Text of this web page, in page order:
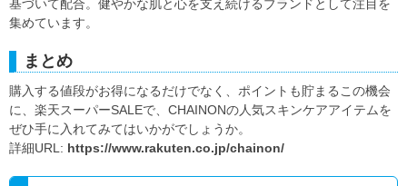
基づいて配合。健やかな肌と心を支え続けるブランドとして注目を
集めています。
まとめ
購入する値段がお得になるだけでなく、ポイントも貯まるこの機会
に、楽天スーパーSALEで、CHAINONの人気スキンケアアイテムを
ぜひ手に入れてみてはいかがでしょうか。
詳細URL: https://www.rakuten.co.jp/chainon/